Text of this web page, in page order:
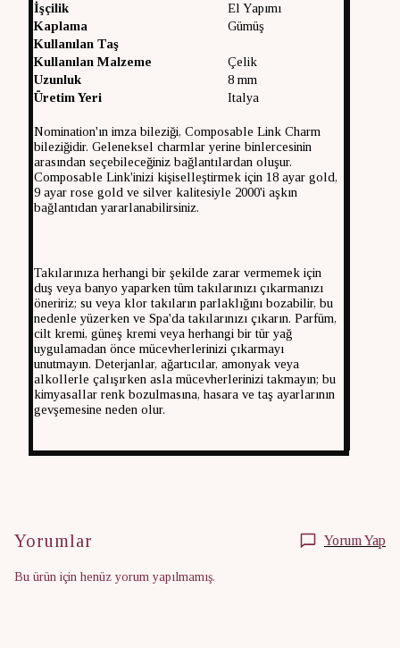
İşçilik
El Yapımı
Kaplama
Gümüş
Kullanılan Taş
Kullanılan Malzeme
Çelik
Uzunluk
8 mm
Üretim Yeri
Italya
Nomination'ın imza bileziği, Composable Link Charm
bileziğidir. Geleneksel charmlar yerine binlercesinin
arasından seçebileceğiniz bağlantılardan oluşur.
Composable Link'inizi kişiselleştirmek için 18 ayar gold,
9 ayar rose gold ve silver kalitesiyle 2000'i aşkın
bağlantıdan yararlanabilirsiniz.
Takılarınıza herhangi bir şekilde zarar vermemek için
duş veya banyo yaparken tüm takılarınızı çıkarmanızı
öneririz; su veya klor takıların parlaklığını bozabilir, bu
nedenle yüzerken ve Spa'da takılarınızı çıkarın. Parfüm,
cilt kremi, güneş kremi veya herhangi bir tür yağ
uygulamadan önce mücevherlerinizi çıkarmayı
unutmayın. Deterjanlar, ağartıcılar, amonyak veya
alkollerle çalışırken asla mücevherlerinizi takmayın; bu
kimyasallar renk bozulmasına, hasara ve taş ayarlarının
gevşemesine neden olur.
Yorumlar Yorum Yap
Bu ürün için henüz yorum yapılmamış.